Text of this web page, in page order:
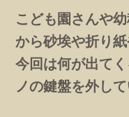
こども園さんや
から砂埃や折り
今回は何が出て
ノの鍵盤を外して